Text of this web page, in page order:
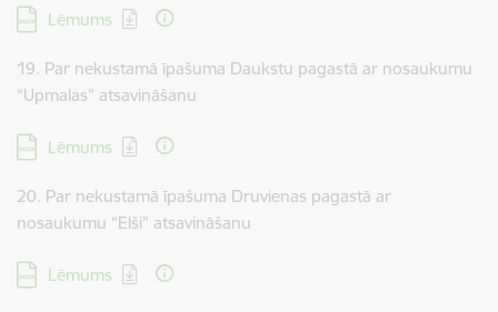
Lejupielādēt:
Lēmums
19. Par nekustamā īpašuma Daukstu pagastā ar nosaukumu
“Upmalas” atsavināšanu
Lejupielādēt:
Lēmums
20. Par nekustamā īpašuma Druvienas pagastā ar
nosaukumu “Elši” atsavināšanu
Lejupielādēt:
Lēmums